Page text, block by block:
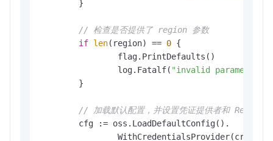
// 检查是否提供了 region 参数
if len(region) == 0 {
		log.Fatalf(
"invalid
// 加载默认配置，并设置凭证提供者和 Region